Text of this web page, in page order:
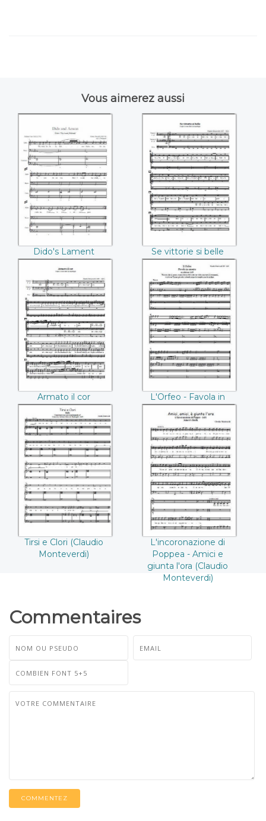
Vous aimerez aussi
Dido's Lament
(Henry Purcell)
Dido's Lament
(Henry Purcell)
Se vittorie si belle
(Claudio
Monteverdi)
Se vittorie si belle
(Claudio Monteverdi)
Armato il cor
d'adamantina fede
(Claudio
Monteverdi)
Armato il cor
d'adamantina fede
(Claudio Monteverdi)
L'Orfeo - Favola in
musica (Claudio
Monteverdi)
L'Orfeo - Favola in
musica (Claudio
Monteverdi)
Tirsi e Clori (Claudio
Monteverdi)
Tirsi e Clori (Claudio
Monteverdi)
L'incoronazione di
Poppea - Amici e
giunta l'ora
(Claudio
Monteverdi)
L'incoronazione di
Poppea - Amici e
giunta l'ora (Claudio
Monteverdi)
Commentaires
COMMENTEZ